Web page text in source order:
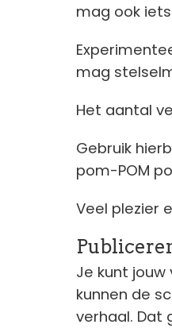
mag ook
mag
Het aantal
Gebruik
pom-POM
Veel plezier
Je kunt
kunnen de
verhaal. Dat